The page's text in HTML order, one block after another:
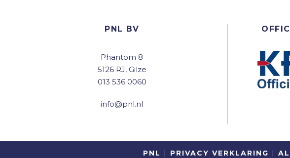
PNL BV
Phantom 8
5126 RJ, Gilze
013 536 0060
info@pnl.nl
PNL | PRIVACY VERKLARING |